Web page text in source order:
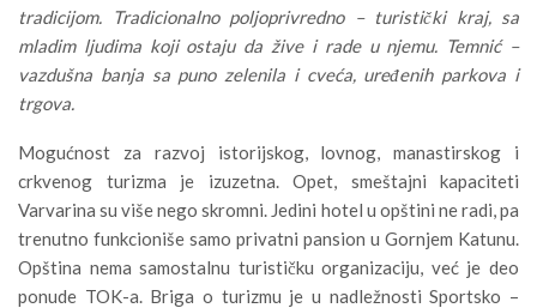
tradicijom. Tradicionalno poljoprivredno – turistički kraj, sa
mladim ljudima koji ostaju da žive i rade u njemu. Temnić –
vazdušna banja sa puno zelenila i cveća, uređenih parkova i
trgova.
Mogućnost za razvoj istorijskog, lovnog, manastirskog i
crkvenog turizma je izuzetna. Opet, smeštajni kapaciteti
Varvarina su više nego skromni. Jedini hotel u opštini ne radi, pa
trenutno funkcioniše samo privatni pansion u Gornjem Katunu.
Opština nema samostalnu turističku organizaciju, već je deo
ponude TOK-a. Briga o turizmu je u nadležnosti Sportsko –